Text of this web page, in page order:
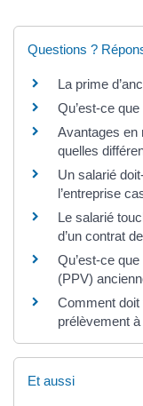
Questions ?
La prime
Qu’est-ce que
Avantages en
quelles
Un salarié
l’entreprise
Le salarié
d’un contrat
Qu’est-ce
(PPV)
Comment doit
prélèvement
Et aussi